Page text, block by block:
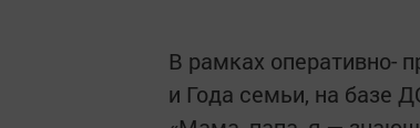
В рамках оперативно-
и Года семьи, на базе